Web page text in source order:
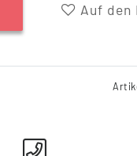
Auf den